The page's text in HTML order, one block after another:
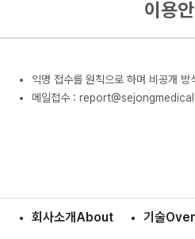
이용
익명 접수를 원칙으로 하며 비공개 방
메일접수 :
회사소개About 기술